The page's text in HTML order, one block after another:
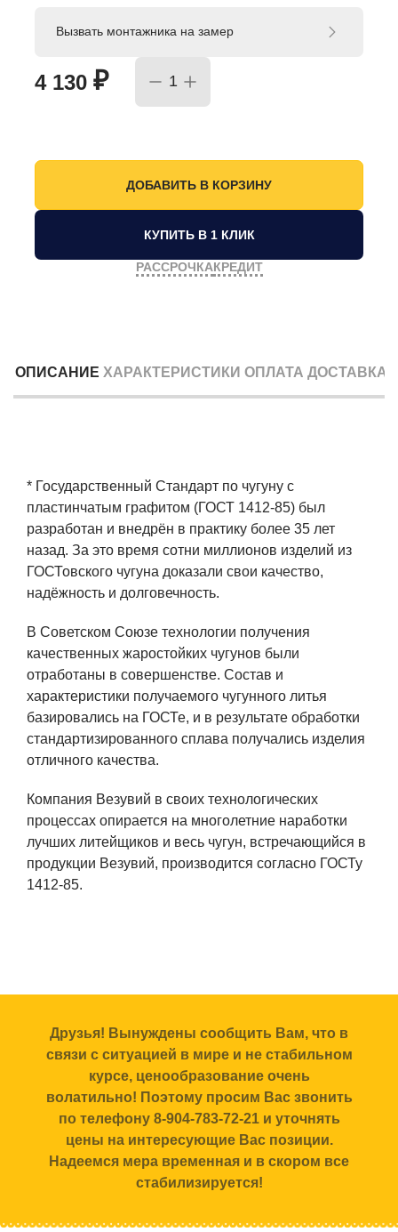
4 130 ₽
Вызвать монтажника на замер
КУПИТЬ В 1 КЛИК
РАССРОЧКАКРЕДИТ
ОПИСАНИЕ ХАРАКТЕРИСТИКИ ОПЛАТА ДОСТАВКА
* Государственный Стандарт по чугуну с
пластинчатым графитом (ГОСТ 1412-85) был
разработан и внедрён в практику более 35 лет
назад. За это время сотни миллионов изделий из
ГОСТовского чугуна доказали свои качество,
надёжность и долговечность.
В Советском Союзе технологии получения
качественных жаростойких чугунов были
отработаны в совершенстве. Состав и
характеристики получаемого чугунного литья
базировались на ГОСТе, и в результате обработки
стандартизированного сплава получались изделия
отличного качества.
Компания Везувий в своих технологических
процессах опирается на многолетние наработки
лучших литейщиков и весь чугун, встречающийся в
продукции Везувий, производится согласно ГОСТу
1412-85.
Друзья! Вынуждены сообщить Вам, что в
связи с ситуацией в мире и не стабильном
курсе, ценообразование очень
волатильно! Поэтому просим Вас звонить
по телефону 8-904-783-72-21 и уточнять
цены на интересующие Вас позиции.
Надеемся мера временная и в скором все
стабилизируется!